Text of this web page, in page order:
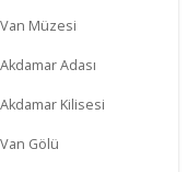
Van Müzesi
Akdamar Adası
Akdamar Kilisesi
Van Gölü